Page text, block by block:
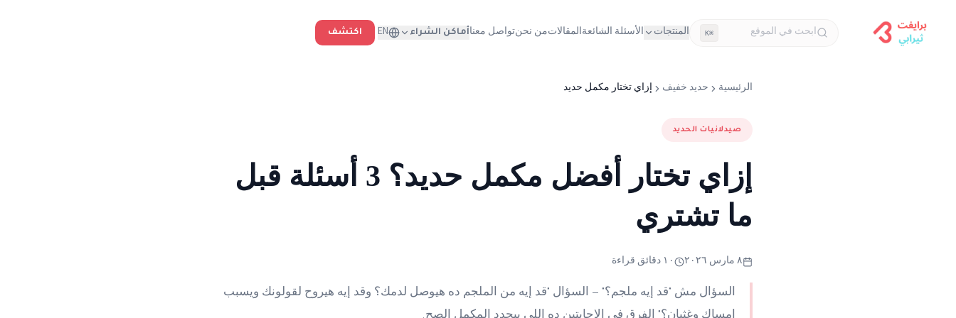
⌘K المنتجات الأسئلة الشائعةالمقالاتمن نحنتواصل معناأماكن الشراء EN اكتشف
الرئيسية حديد خفيف إزاي تختار مكمل حديد
صيدلانيات الحديد
إزاي تختار أفضل مكمل حديد؟ 3 أسئلة قبل
ما تشتري
٨ مارس ٢٠٢٦ ١٠ دقائق قراءة
السؤال مش "قد إيه ملجم؟" — السؤال "قد إيه من الملجم ده هيوصل لدمك؟ وقد إيه هيروح لقولونك ويسبب